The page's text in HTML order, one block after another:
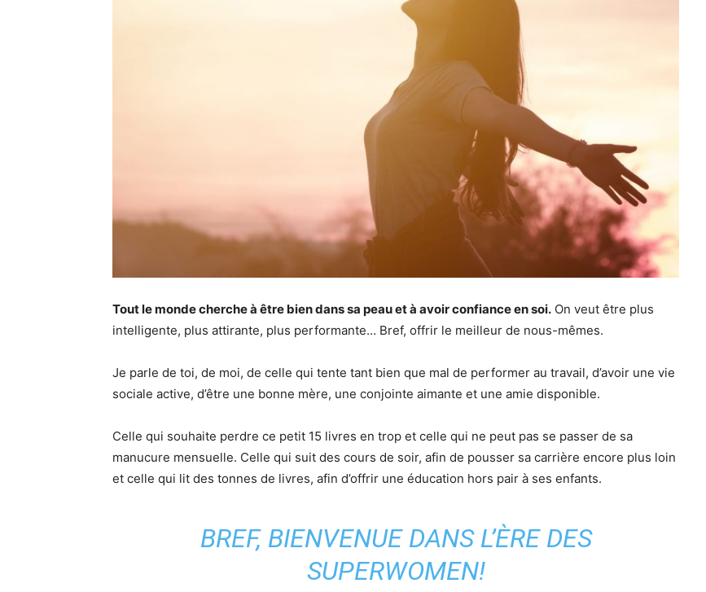
Tout le monde cherche à être bien dans sa peau et à avoir confiance en soi. On veut être plus
intelligente, plus attirante, plus performante… Bref, offrir le meilleur de nous-mêmes.
Je parle de toi, de moi, de celle qui tente tant bien que mal de performer au travail, d’avoir une vie
sociale active, d’être une bonne mère, une conjointe aimante et une amie disponible.
Celle qui souhaite perdre ce petit 15 livres en trop et celle qui ne peut pas se passer de sa
manucure mensuelle. Celle qui suit des cours de soir, afin de pousser sa carrière encore plus loin
et celle qui lit des tonnes de livres, afin d’offrir une éducation hors pair à ses enfants.
BREF, BIENVENUE DANS L’ÈRE DES
SUPERWOMEN!